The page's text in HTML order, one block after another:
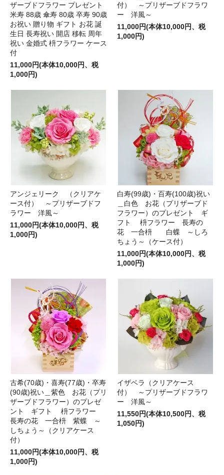
ザーブドフラワー プレゼント
米寿 88歳 傘寿 80歳 卒寿 90歳
お祝い 贈り物 ギフト お花 誕
生日 長寿祝い 開店 移転 周年
祝い 金婚式 枡フラワー ケース
付
11,000円(本体10,000円、税
1,000円)
付） ～プリザーブドフラワ
ー 洋風～
11,000円(本体10,000円、税
1,000円)
アンジェリーク （クリアケ
ース付） ～プリザーブドフ
ラワー 洋風～
11,000円(本体10,000円、税
1,000円)
白寿(99歳)・百寿(100歳)祝い
＿白色 お花（プリザーブド
フラワー）のプレゼント ギ
フト 枡フラワー 長寿の
花 一合枡 白蝶 ～しろ
ちょう～（ケース付）
11,000円(本体10,000円、税
1,000円)
古希(70歳)・喜寿(77歳)・卒寿
(90歳)祝い＿紫色 お花（プリ
ザーブドフラワー）のプレゼ
ント ギフト 枡フラワー
長寿の花 一合枡 紫蝶 ～
しちょう～（クリアケース
付）
11,000円(本体10,000円、税
1,000円)
イザベラ（クリアケース
付） ～プリザーブドフラワ
ー 洋風～
11,550円(本体10,500円、税
1,050円)